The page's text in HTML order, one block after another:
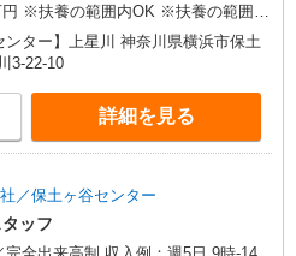
円 ※扶養の範囲内OK ※扶養の範囲を
も応相談 ・備考 働ける時間や環境に
限に考慮します 働いた分はしっかり
研修期間（日給3,675円、3日間）
ンター】上星川 神奈川県横浜市保土
3-22-10
詳細を見る
／保土ヶ谷センター
ッフ